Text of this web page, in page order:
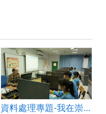
資料處理專題-我在崇林,天氣晴